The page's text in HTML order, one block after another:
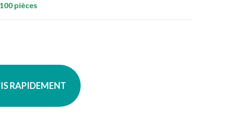
100 pièces
RAPIDEMENT